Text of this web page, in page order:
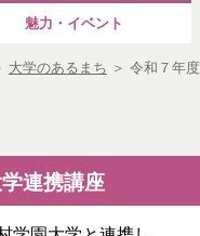
魅力・イベント
大学のあるまち ＞ 令和７年度
連携講座